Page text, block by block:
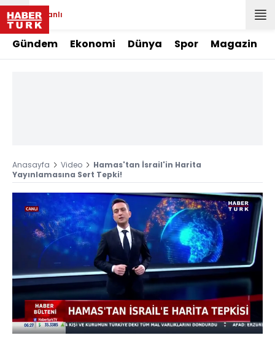
Canlı
Gündem Ekonomi Dünya Spor Magazin
Anasayfa Video
Hamas'tan İsrail'in Harita
Yayınlamasına Sert Tepki!
Sesi
Aç
360
Yüklendi:
65.56%
Oynatma
Hızı